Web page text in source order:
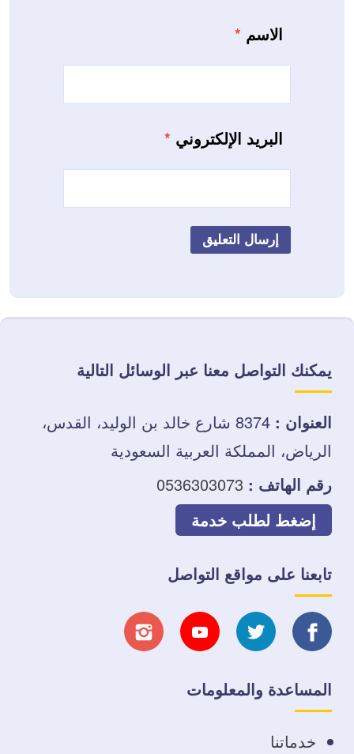
الاسم *
البريد الإلكتروني *
يمكنك التواصل معنا عبر الوسائل التالية
العنوان :
8374 شارع خالد بن الوليد، القدس،
الرياض، المملكة العربية السعودية
رقم الهاتف : 0536303073
إضغط لطلب خدمة
تابعنا على مواقع التواصل
تابعنا
على
فيسبوك
تابعنا
على
تابعنا تابعنا
المساعدة والمعلومات
خدماتنا